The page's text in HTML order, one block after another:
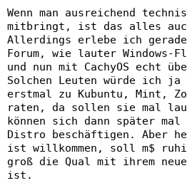
Wenn man ausreichend
mitbringt, ist das alles
Allerdings erlebe ich
Forum, wie lauter Windows-
und nun mit CachyOS echt
Solchen Leuten würde ich ja
erstmal zu Kubuntu, Mint,
raten, da sollen sie mal
können sich dann später
Distro beschäftigen. Aber
ist willkommen, soll m$
groß die Qual mit ihrem
ist.